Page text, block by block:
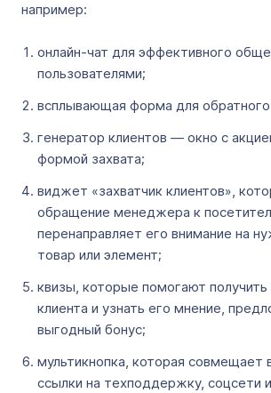
например:
онлайн-чат для эффективного
пользователями;
всплывающая форма для обратного
генератор клиентов — окно с
формой захвата;
виджет «захватчик клиентов»,
обращение менеджера к
перенаправляет его внимание на
товар или элемент;
квизы, которые помогают получить
клиента и узнать его мнение,
выгодный бонус;
мультикнопка, которая совмещает
ссылки на техподдержку, соцсети